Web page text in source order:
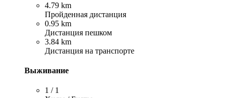
4.79 km
Пройденная дистанция
0.95 km
Дистанция пешком
3.84 km
Дистанция на транспорте
Выживание
1 / 1